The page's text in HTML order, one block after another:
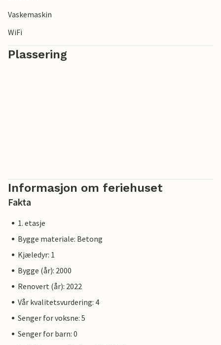
Vaskemaskin
WiFi
Plassering
Informasjon om feriehuset
Fakta
1. etasje
Bygge materiale: Betong
Kjæledyr: 1
Bygge (år): 2000
Renovert (år): 2022
Vår kvalitetsvurdering: 4
Senger for voksne: 5
Senger for barn: 0